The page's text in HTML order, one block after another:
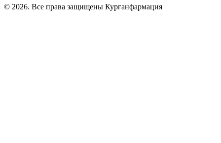
© 2026. Все права защищены Курганфармация